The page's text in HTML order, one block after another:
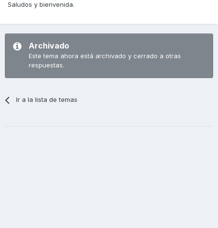
Saludos y bienvenida.
Archivado
Este tema ahora está archivado y cerrado a otras
respuestas.
Ir a la lista de temas